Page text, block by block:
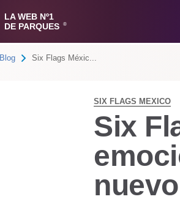
LA WEB Nº1
DE PARQUES
®
Blog Six Flags Méxic...
SIX FLAGS MEXICO
Six